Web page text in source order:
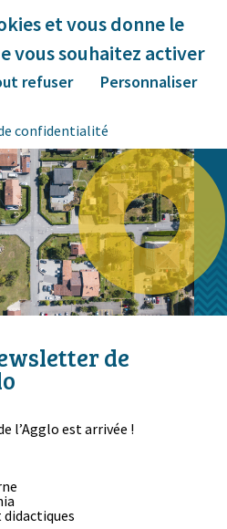
de
l’Agglo est arrivée !
didactiques
et vous donne le
vous souhaitez activer
refuser Personnaliser
confidentialité